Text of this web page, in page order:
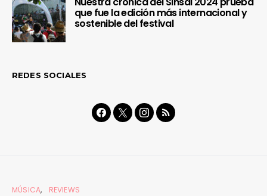
que fue la edición más internacional y
sostenible del festival
REDES SOCIALES
MÚSICA REVIEWS